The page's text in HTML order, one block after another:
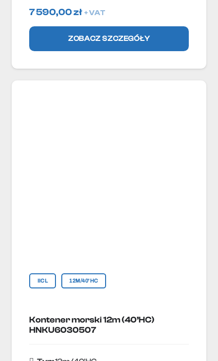
7 590,00zł + VAT
ZOBACZ SZCZEGÓŁY
IICL 12M/40'HC
Kontener morski 12m (40’HC)
HNKU6030507